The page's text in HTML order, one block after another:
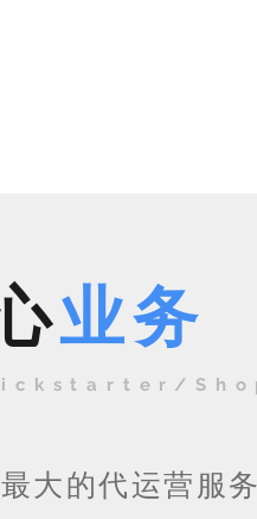
大的代运营服务
业务